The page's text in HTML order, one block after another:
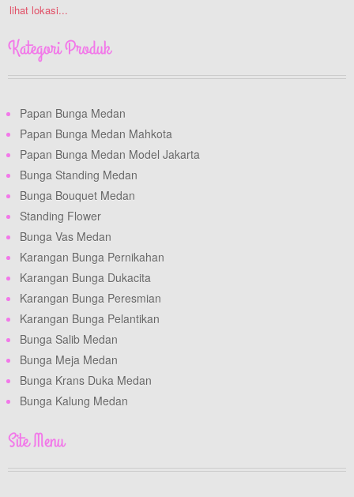
lihat lokasi...
Kategori Produk
Papan Bunga Medan
Papan Bunga Medan Mahkota
Papan Bunga Medan Model Jakarta
Bunga Standing Medan
Bunga Bouquet Medan
Standing Flower
Bunga Vas Medan
Karangan Bunga Pernikahan
Karangan Bunga Dukacita
Karangan Bunga Peresmian
Karangan Bunga Pelantikan
Bunga Salib Medan
Bunga Meja Medan
Bunga Krans Duka Medan
Bunga Kalung Medan
Site Menu